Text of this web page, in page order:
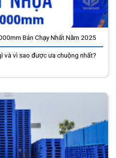
Bán Chạy Nhất Năm 2025
và vì sao được ưa chuộng nhất?